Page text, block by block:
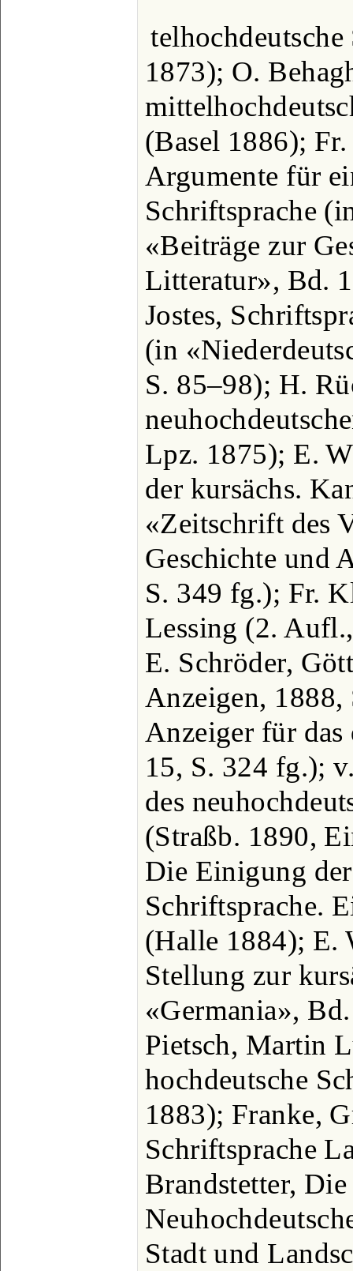
1873); O.
(Basel 1886);
Argumente für
Schriftsprache
«Beiträge zur
Litteratur», Bd.
Jostes,
(in
S. 85‒98); H.
Lpz. 1875); E.
der kursächs.
«Zeitschrift des
Geschichte und
S. 349 fg.); Fr.
Lessing (2.
E. Schröder,
Anzeigen,
Anzeiger für
15, S. 324 fg.);
des
(Straßb. 1890,
Die Einigung
Schriftsprache.
(Halle 1884); E.
Stellung zur
«Germania»,
Pietsch, Martin
hochdeutsche
1883); Franke,
Schriftsprache
Brandstetter,
Stadt und